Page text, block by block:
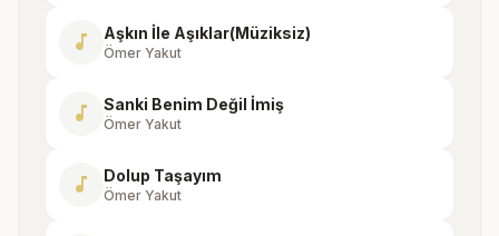
music_note Aşkın İle Aşıklar(Müziksiz)
Ömer Yakut
music_note Sanki Benim Değil İmiş
Ömer Yakut
music_note Dolup Taşayım
Ömer Yakut